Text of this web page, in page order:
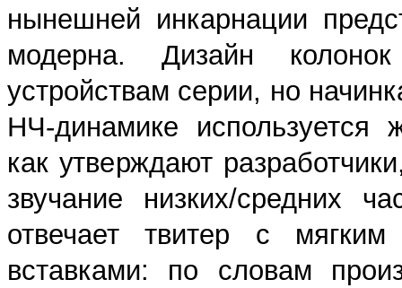
нынешней инкарнации
модерна. Дизайн
устройствам серии, но
НЧ-динамике используется
как утверждают
звучание низких/средних
отвечает твитер с
вставками: по словам